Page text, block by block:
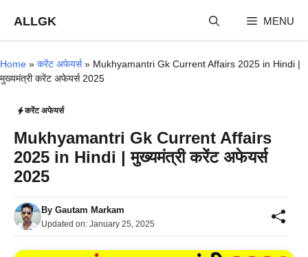
content
ALLGK MENU
Home » करेंट अफेयर्स» Mukhyamantri Gk Current Affairs 2025 in Hindi |
मुख्यमंत्री करेंट अफेयर्स 2025
करेंट अफेयर्स
Mukhyamantri Gk Current Affairs
2025 in Hindi | मुख्यमंत्री करेंट अफेयर्स
2025
By Gautam Markam
Updated on: January 25, 2025